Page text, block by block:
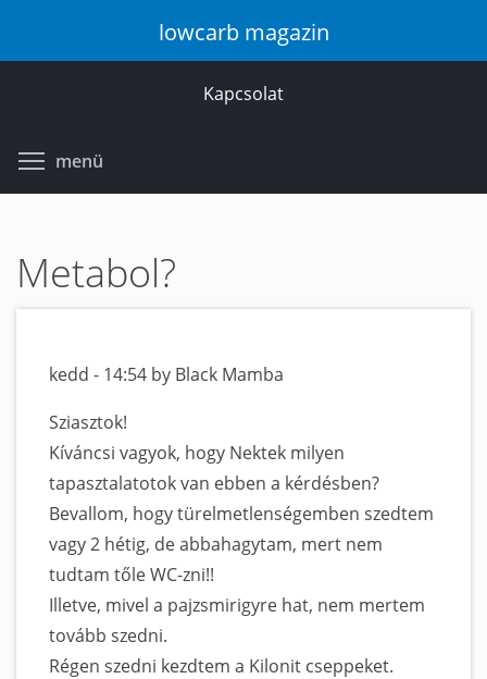
lowcarb magazin
Kapcsolat
menü
Metabol?
kedd - 14:54 by Black Mamba
Sziasztok!
Kíváncsi vagyok, hogy Nektek milyen
tapasztalatotok van ebben a kérdésben?
Bevallom, hogy türelmetlenségemben szedtem
vagy 2 hétig, de abbahagytam, mert nem
tudtam tőle WC-zni!!
Illetve, mivel a pajzsmirigyre hat, nem mertem
tovább szedni.
Régen szedni kezdtem a Kilonit cseppeket.